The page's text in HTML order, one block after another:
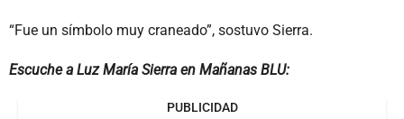
“Fue un símbolo muy craneado”, sostuvo Sierra.
Escuche a Luz María Sierra en Mañanas BLU:
PUBLICIDAD